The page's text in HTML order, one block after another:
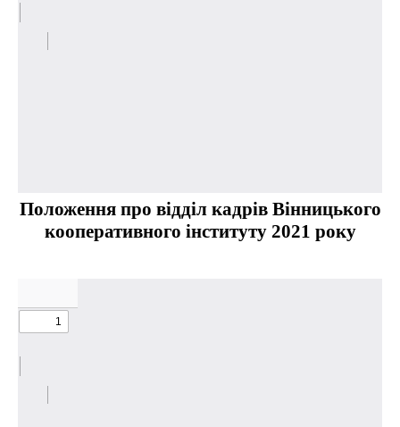
Положення про відділ кадрів Вінницького
кооперативного інституту 2021 року